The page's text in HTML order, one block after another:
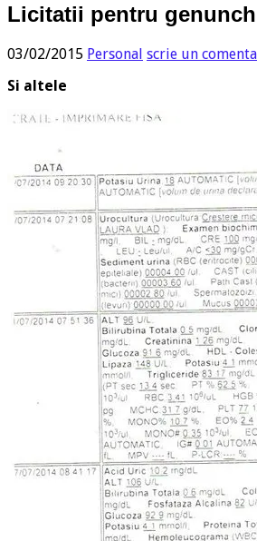
Licitatii pentru
03/02/2015 Personal scrie un
Si altele